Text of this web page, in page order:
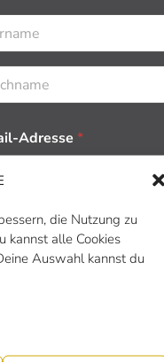
die Nutzung zu
kannst alle Cookies
Auswahl kannst du
Adresse *